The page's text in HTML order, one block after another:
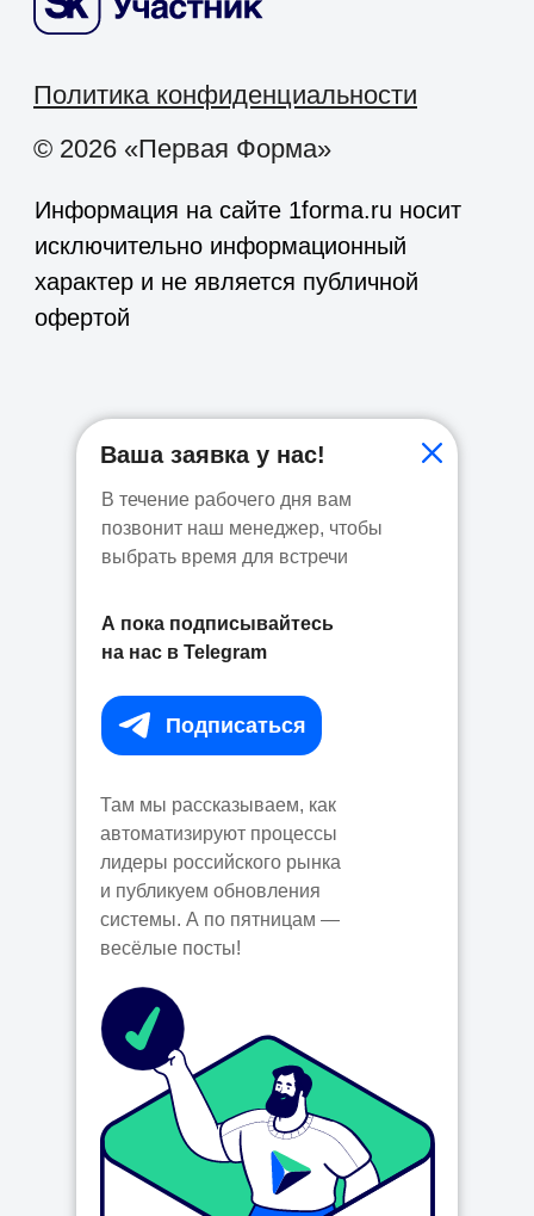
В течение рабочего дня вам
позвонит наш менеджер, чтобы
выбрать время для встречи
Ваша заявка у нас!
А пока подписывайтесь
на нас в Telegram
Там мы рассказываем, как
автоматизируют процессы
лидеры российского рынка
и публикуем обновления
системы. А по пятницам —
весёлые посты!
Подписаться⠀